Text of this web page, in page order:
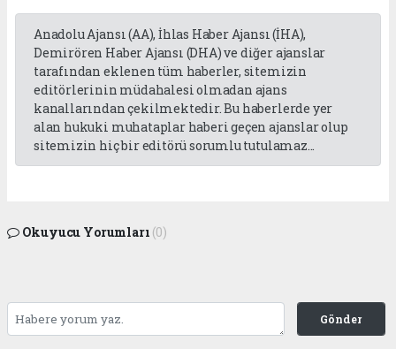
Anadolu Ajansı (AA), İhlas Haber Ajansı (İHA),
Demirören Haber Ajansı (DHA) ve diğer ajanslar
tarafından eklenen tüm haberler, sitemizin
editörlerinin müdahalesi olmadan ajans
kanallarından çekilmektedir. Bu haberlerde yer
alan hukuki muhataplar haberi geçen ajanslar olup
sitemizin hiç bir editörü sorumlu tutulamaz...
Okuyucu Yorumları (0)
Gönder